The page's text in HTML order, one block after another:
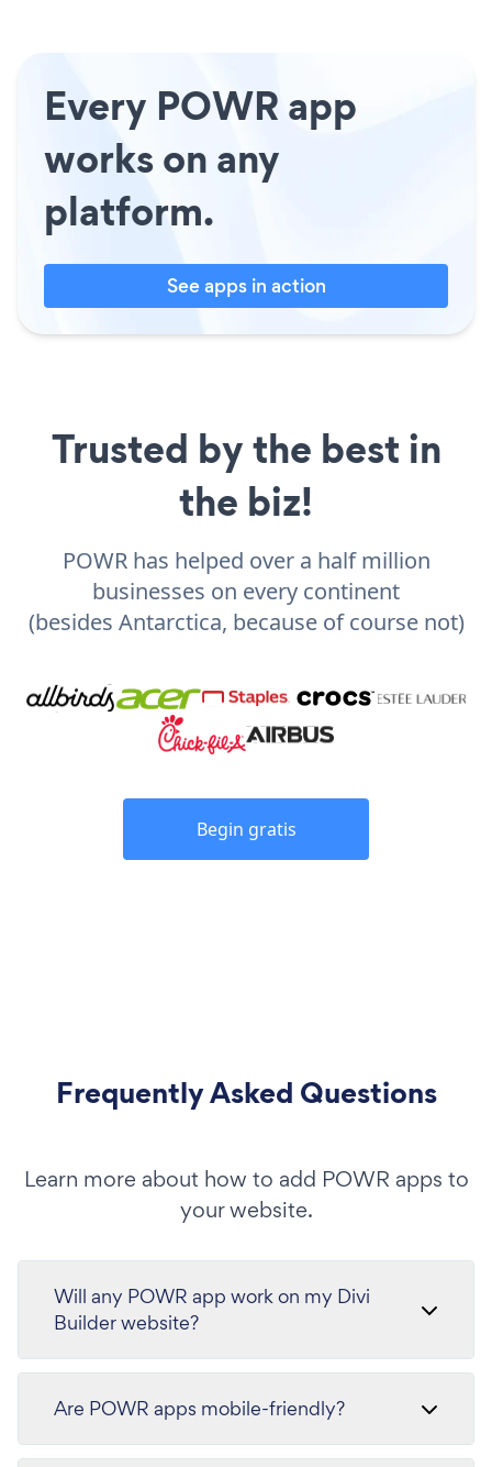
Every POWR app
works on any
platform.
See apps in action
Trusted by the best in
the biz!
POWR has helped over a half million
businesses on every continent
(besides Antarctica, because of course not)
Begin gratis
Frequently Asked Questions
Learn more about how to add POWR apps to
your website.
Will any POWR app work on my Divi
Builder website?
Are POWR apps mobile-friendly?